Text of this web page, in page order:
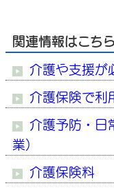
関連情報はこちら
介護や支援が
介護保険で利
介護予防・日
業）
介護保険料